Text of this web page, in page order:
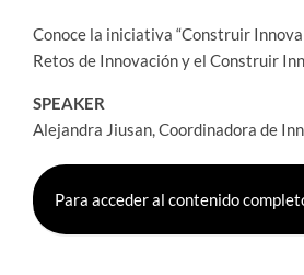
Conoce la iniciativa “Construir
Retos de Innovación y el Construir
SPEAKER
Alejandra Jiusan, Coordinadora de
Para acceder al contenido